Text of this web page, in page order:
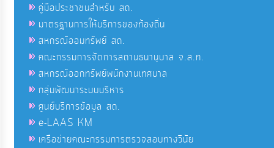
คู่มือประชาชนสำหรับ สถ.
มาตรฐานการให้บริการของท้องถิ่น
สหกรณ์ออมทรัพย์ สถ.
คณะกรรมการจัดการสถานธนานุบาล จ.ส.ท.
สหกรณ์ออกทรัพย์พนักงานเทศบาล
กลุ่มพัฒนาระบบบริหาร
ศูนย์บริการข้อมูล สถ.
e-LAAS KM
เครือข่ายคณะกรรมการตรวจสอบทางวินัย